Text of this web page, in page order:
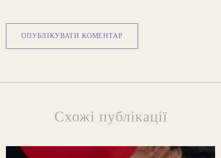
Схожі публікації